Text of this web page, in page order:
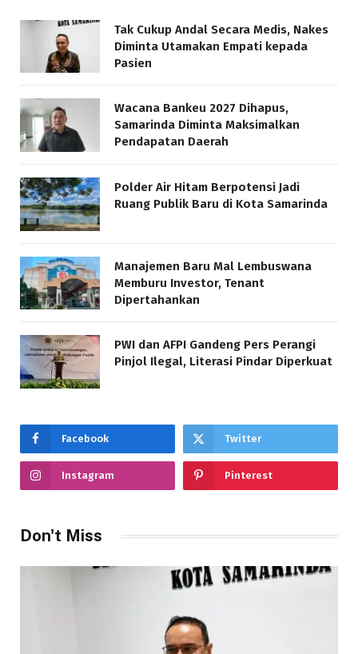
Tak Cukup Andal Secara Medis, Nakes
Diminta Utamakan Empati kepada
Pasien
Wacana Bankeu 2027 Dihapus,
Samarinda Diminta Maksimalkan
Pendapatan Daerah
Polder Air Hitam Berpotensi Jadi
Ruang Publik Baru di Kota Samarinda
Manajemen Baru Mal Lembuswana
Memburu Investor, Tenant
Dipertahankan
PWI dan AFPI Gandeng Pers Perangi
Pinjol Ilegal, Literasi Pindar Diperkuat
Facebook Twitter
Instagram Pinterest
Don't Miss